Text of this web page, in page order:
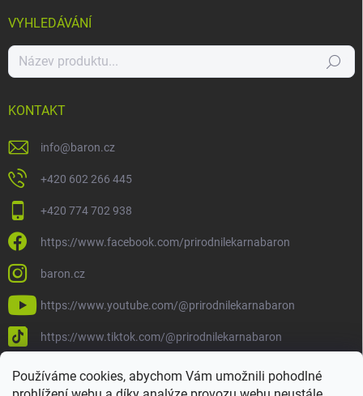
Používáme cookies, abychom Vám umožnili pohodlné
VYHLEDÁVÁNÍ
Hledat
KONTAKT
info@baron.cz
+420 602 266 445
+420 774 702 938
https://www.facebook.com/prirodnilekarnabaron
baron.cz
https://www.youtube.com/@prirodnilekarnabaron
https://www.tiktok.com/@prirodnilekarnabaron